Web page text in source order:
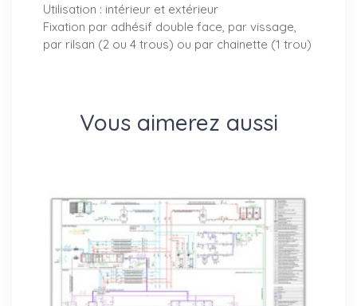
Utilisation : intérieur et extérieur
Fixation par adhésif double face, par vissage,
par rilsan (2 ou 4 trous) ou par chainette (1 trou)
Vous aimerez aussi